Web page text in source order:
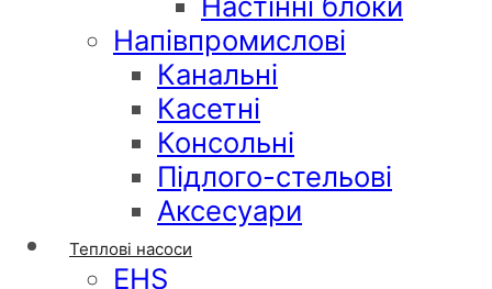
Напівпромислові
Канальні
Касетні
Консольні
Підлого-стельові
Аксесуари
Теплові насоси
EHS